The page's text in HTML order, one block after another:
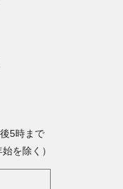
5時まで
を除く）